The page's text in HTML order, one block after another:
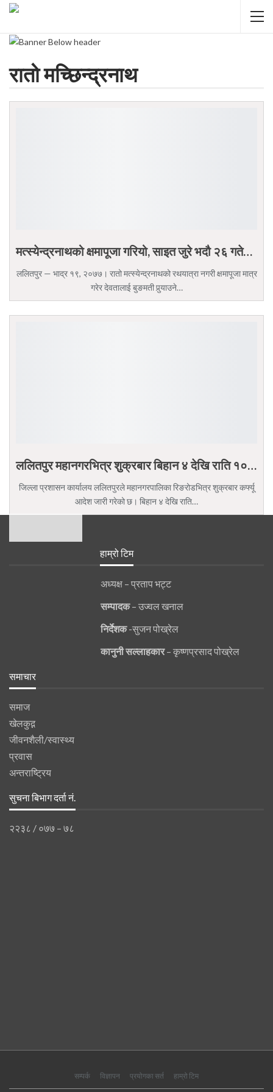
रातो मच्छिन्द्रनाथ
मत्स्येन्द्रनाथको क्षमापूजा गरियो, साइत जुरे भदौ २६ गते…
ललितपुर — भाद्र १९, २०७७। रातो मत्स्येन्द्रनाथको रथयात्रा नगरी क्षमापूजा मात्र
गरेर देवतालाई बुङमती पुर्‍याउने…
ललितपुर महानगरभित्र शुक्रबार बिहान ४ देखि राति १०…
जिल्ला प्रशासन कार्यालय ललितपुरले महानगरपालिका रिङरोडभित्र शुक्रबार कर्फ्यू
आदेश जारी गरेको छ। बिहान ४ देखि राति…
हाम्रो टिम
अध्यक्ष – प्रताप भट्ट
सम्पादक– उज्वल खनाल
निर्देशक-सुजन पोख्रेल
कानुनीसल्लाहकार– कृष्णप्रसाद पोख्रेल
समाचार
समाज
खेलकुद़़
जीवनशैली/स्वास्थ्य
प्रवास
अन्तराष्ट्रिय
सुचना बिभाग दर्ता नं.
२२३८ / ०७७ – ७८
सम्पर्क विज्ञापन प्रयोगका सर्त हाम्रो टिम